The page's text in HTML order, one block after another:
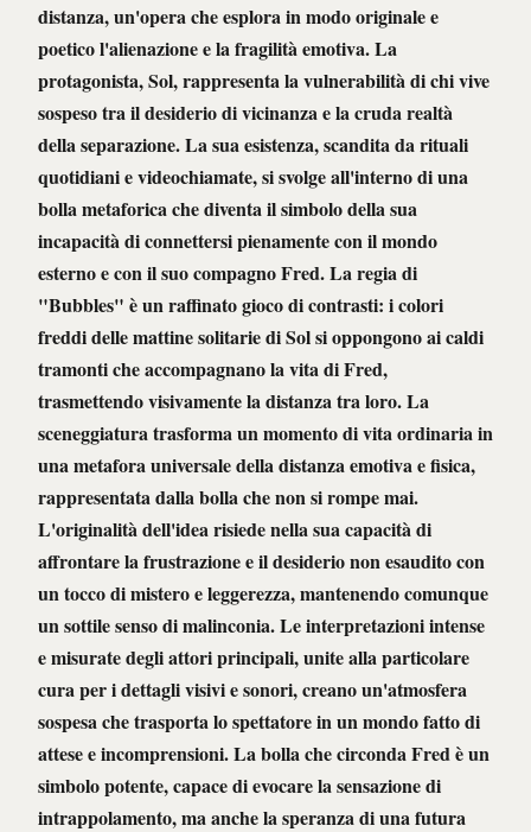
distanza, un'opera che esplora in modo originale e
poetico l'alienazione e la fragilità emotiva. La
protagonista, Sol, rappresenta la vulnerabilità di chi vive
sospeso tra il desiderio di vicinanza e la cruda realtà
della separazione. La sua esistenza, scandita da rituali
quotidiani e videochiamate, si svolge all'interno di una
bolla metaforica che diventa il simbolo della sua
incapacità di connettersi pienamente con il mondo
esterno e con il suo compagno Fred. La regia di
"Bubbles" è un raffinato gioco di contrasti: i colori
freddi delle mattine solitarie di Sol si oppongono ai caldi
tramonti che accompagnano la vita di Fred,
trasmettendo visivamente la distanza tra loro. La
sceneggiatura trasforma un momento di vita ordinaria in
una metafora universale della distanza emotiva e fisica,
rappresentata dalla bolla che non si rompe mai.
L'originalità dell'idea risiede nella sua capacità di
affrontare la frustrazione e il desiderio non esaudito con
un tocco di mistero e leggerezza, mantenendo comunque
un sottile senso di malinconia. Le interpretazioni intense
e misurate degli attori principali, unite alla particolare
cura per i dettagli visivi e sonori, creano un'atmosfera
sospesa che trasporta lo spettatore in un mondo fatto di
attese e incomprensioni. La bolla che circonda Fred è un
simbolo potente, capace di evocare la sensazione di
intrappolamento, ma anche la speranza di una futura